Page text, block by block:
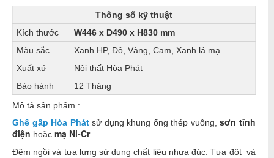
Thông số kỹ thuật
Kích thước
W446 x D490 x H830 mm
Màu sắc
Xanh HP, Đỏ, Vàng, Cam, Xanh lá mạ...
Xuất xứ
Nội thất Hòa Phát
Bảo hành
12 Tháng
Mô tả sản phẩm :
Ghế gấp Hòa Phátsử dụng khung ống thép vuông,sơn tĩnh
điện hoặc mạ Ni-Cr
Đệm ngồi và tựa lưng sử dụng chất liệu nhựa đúc. Tựa đột và